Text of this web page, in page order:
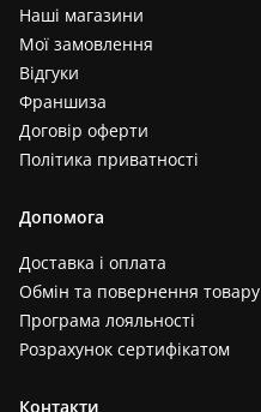
Наші магазини
Мої замовлення
Відгуки
Франшиза
Договір оферти
Політика приватності
Допомога
Доставка і оплата
Обмін та повернення товару
Програма лояльності
Розрахунок сертифікатом
Контакти